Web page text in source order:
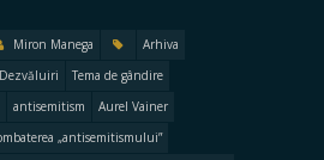
Miron Manega
Arhiva
Dezvăluiri
Tema de gândire
antisemitism
Aurel Vainer
„antisemitismului”